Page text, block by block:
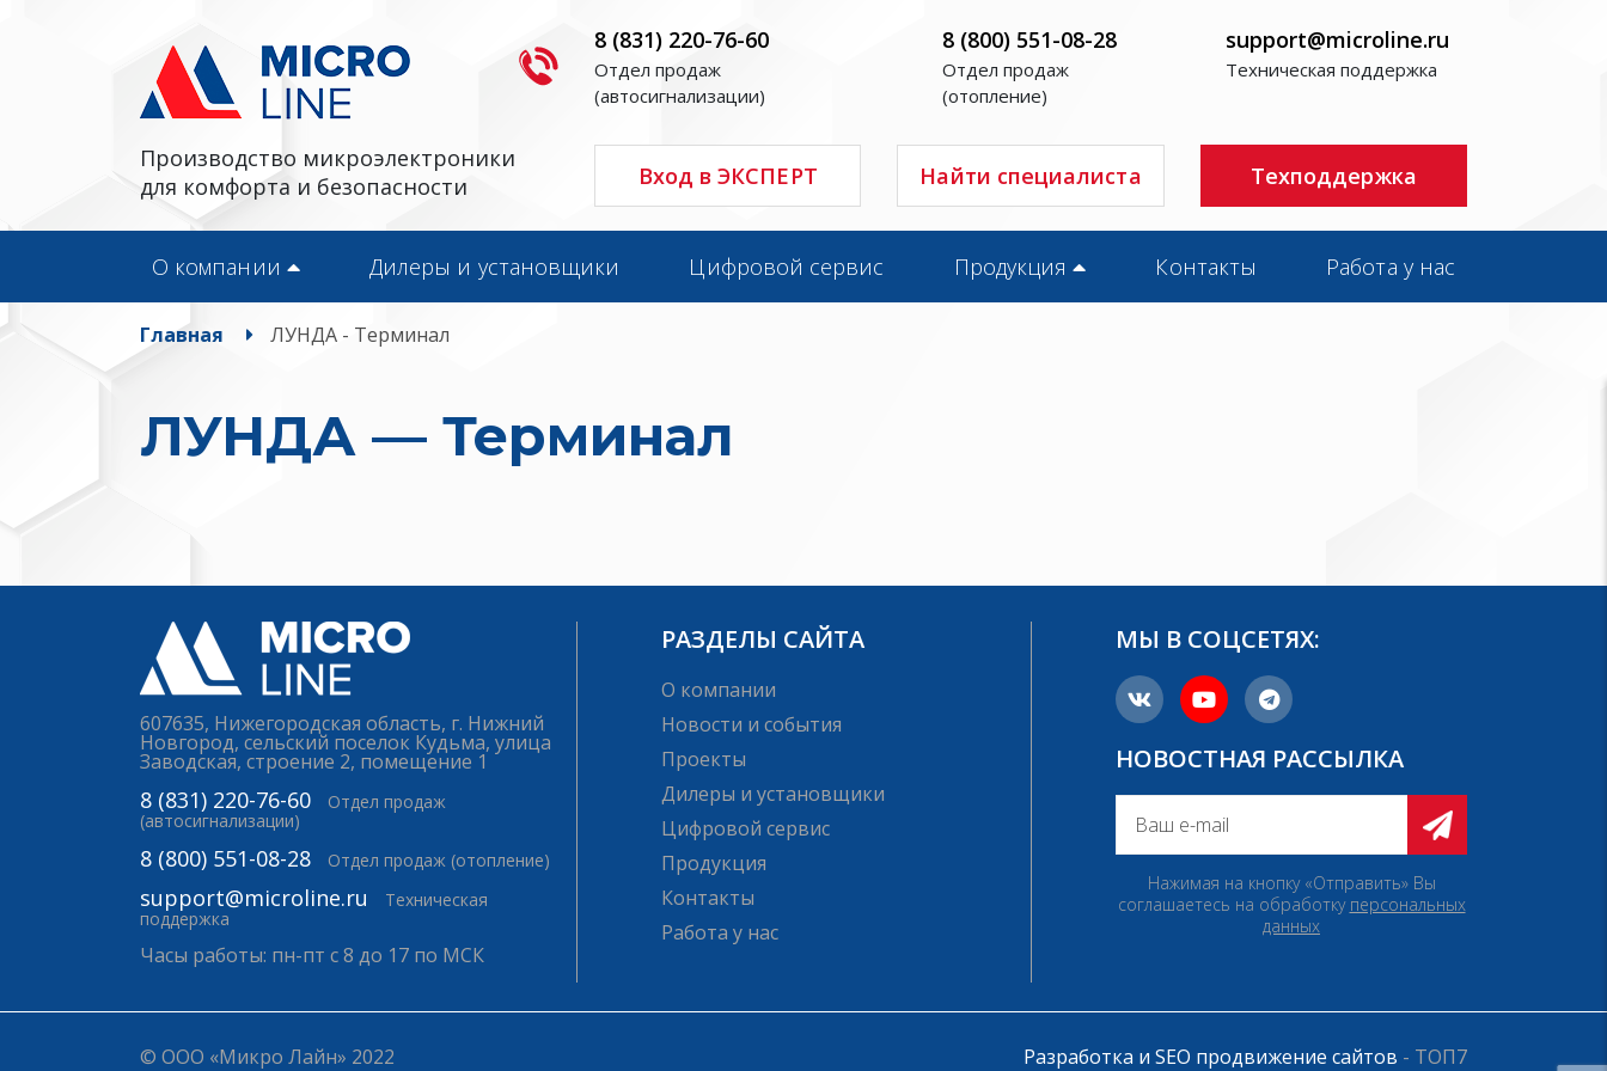
Производство микроэлектроники
для комфорта и безопасности
8 (831) 220-76-60
Отдел продаж
(автосигнализации)
8 (800) 551-08-28
Отдел продаж
(отопление)
support@microline.ru
Техническая поддержка
Вход в ЭКСПЕРТ Найти специалиста Техподдержка
О компании Дилеры и установщики Цифровой сервис Продукция Контакты Работа у нас
Главная ЛУНДА - Терминал
ЛУНДА — Терминал
607635, Нижегородская область, г. Нижний
Новгород, сельский поселок Кудьма, улица
Заводская, строение 2, помещение 1
8 (831) 220-76-60
Отдел продаж
(автосигнализации)
8 (800) 551-08-28 Отдел продаж (отопление)
support@microline.ru
Техническая
поддержка
Часы работы: пн-пт с 8 до 17 по МСК
РАЗДЕЛЫ САЙТА
О компании
Новости и события
Проекты
Дилеры и установщики
Цифровой сервис
Продукция
Контакты
Работа у нас
МЫ В СОЦСЕТЯХ:
НОВОСТНАЯ РАССЫЛКА
Нажимая на кнопку «Отправить» Вы
соглашаетесь на обработку персональных
данных
© ООО «Микро Лайн» 2022 Разработка и SEO продвижение сайтов - ТОП7